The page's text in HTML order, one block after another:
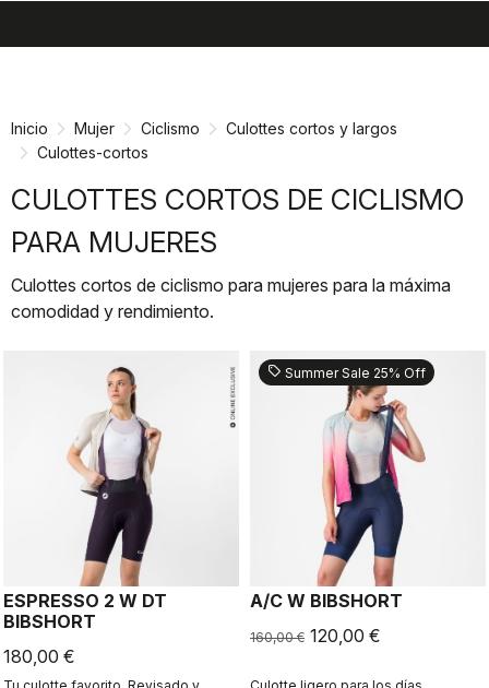
navegación
Inicio Mujer Ciclismo
Culottes cortos y largos
Culottes-cortos
CULOTTES CORTOS DE CICLISMO
PARA MUJERES
Culottes cortos de ciclismo para mujeres para la máxima
comodidad y rendimiento.
ESPRESSO 2 W DT
BIBSHORT
180,00 €
sell Summer Sale 25% Off
A/C W BIBSHORT
160,00 € 120,00 €